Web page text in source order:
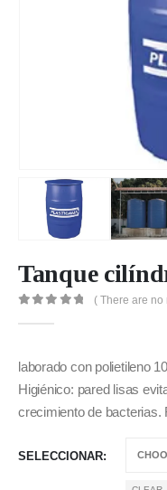
Tanque
( There are no
laborado con polietileno
Higiénico: pared lisas
crecimiento de bacterias.
SELECCIONAR